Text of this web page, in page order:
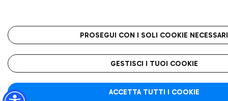
PROSEGUI CON I SOLI COOKIE NECESSARI
GESTISCI I TUOI COOKIE
ACCETTA TUTTI I COOKIE